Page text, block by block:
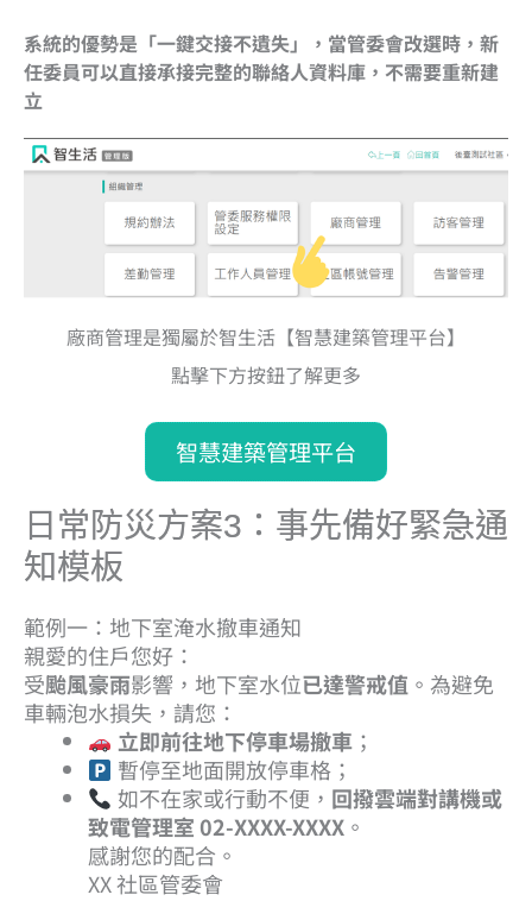
系統的優勢是「一鍵交接不遺失」，當管委會改選時，新
任委員可以直接承接完整的聯絡人資料庫，不需要重新建
立
廠商管理是獨屬於智生活【智慧建築管理平台】
點擊下方按鈕了解更多
智慧建築管理平台
日常防災方案3：事先備好緊急通
知模板
範例一：地下室淹水撤車通知
親愛的住戶您好：
受颱風豪雨影響，地下室水位已達警戒值 。為避免
車輛泡水損失，請您：
立即前往地下停車場撤車；
暫停至地面開放停車格；
如不在家或行動不便， 回撥雲端對講機或
致電管理室 02-XXXX-XXXX 。
感謝您的配合。
XX 社區管委會